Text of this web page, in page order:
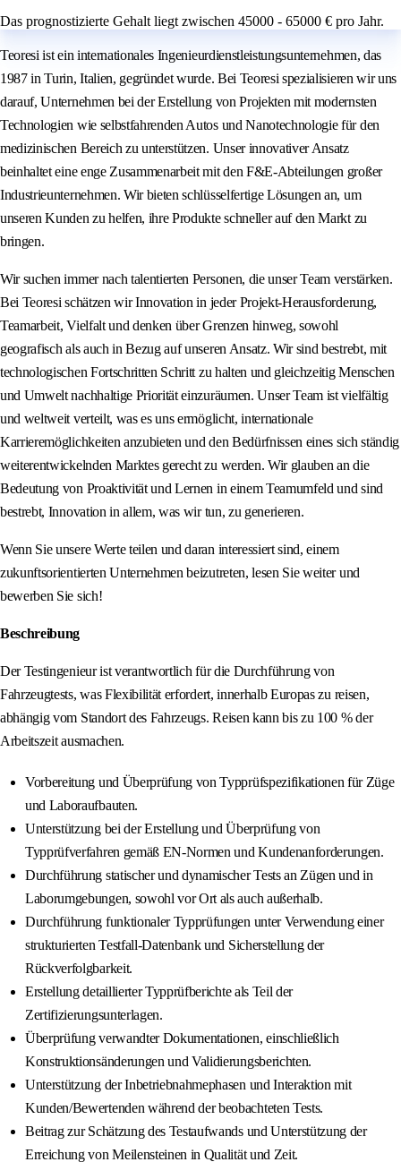
Das prognostizierte Gehalt liegt zwischen 45000 - 65000 € pro Jahr.
Teoresi ist ein internationales Ingenieurdienstleistungsunternehmen, das
1987 in Turin, Italien, gegründet wurde. Bei Teoresi spezialisieren wir uns
darauf, Unternehmen bei der Erstellung von Projekten mit modernsten
Technologien wie selbstfahrenden Autos und Nanotechnologie für den
medizinischen Bereich zu unterstützen. Unser innovativer Ansatz
beinhaltet eine enge Zusammenarbeit mit den F&E-Abteilungen großer
Industrieunternehmen. Wir bieten schlüsselfertige Lösungen an, um
unseren Kunden zu helfen, ihre Produkte schneller auf den Markt zu
bringen.
Wir suchen immer nach talentierten Personen, die unser Team verstärken.
Bei Teoresi schätzen wir Innovation in jeder Projekt-Herausforderung,
Teamarbeit, Vielfalt und denken über Grenzen hinweg, sowohl
geografisch als auch in Bezug auf unseren Ansatz. Wir sind bestrebt, mit
technologischen Fortschritten Schritt zu halten und gleichzeitig Menschen
und Umwelt nachhaltige Priorität einzuräumen. Unser Team ist vielfältig
und weltweit verteilt, was es uns ermöglicht, internationale
Karrieremöglichkeiten anzubieten und den Bedürfnissen eines sich ständig
weiterentwickelnden Marktes gerecht zu werden. Wir glauben an die
Bedeutung von Proaktivität und Lernen in einem Teamumfeld und sind
bestrebt, Innovation in allem, was wir tun, zu generieren.
Wenn Sie unsere Werte teilen und daran interessiert sind, einem
zukunftsorientierten Unternehmen beizutreten, lesen Sie weiter und
bewerben Sie sich!
Beschreibung
Der Testingenieur ist verantwortlich für die Durchführung von
Fahrzeugtests, was Flexibilität erfordert, innerhalb Europas zu reisen,
abhängig vom Standort des Fahrzeugs. Reisen kann bis zu 100 % der
Arbeitszeit ausmachen.
Vorbereitung und Überprüfung von Typprüfspezifikationen für Züge
und Laboraufbauten.
Unterstützung bei der Erstellung und Überprüfung von
Typprüfverfahren gemäß EN-Normen und Kundenanforderungen.
Durchführung statischer und dynamischer Tests an Zügen und in
Laborumgebungen, sowohl vor Ort als auch außerhalb.
Durchführung funktionaler Typprüfungen unter Verwendung einer
strukturierten Testfall-Datenbank und Sicherstellung der
Rückverfolgbarkeit.
Erstellung detaillierter Typprüfberichte als Teil der
Zertifizierungsunterlagen.
Überprüfung verwandter Dokumentationen, einschließlich
Konstruktionsänderungen und Validierungsberichten.
Unterstützung der Inbetriebnahmephasen und Interaktion mit
Kunden/Bewertenden während der beobachteten Tests.
Beitrag zur Schätzung des Testaufwands und Unterstützung der
Erreichung von Meilensteinen in Qualität und Zeit.